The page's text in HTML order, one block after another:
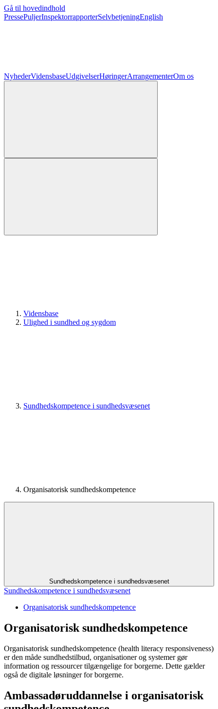
Gå til hovedindhold
PressePuljerInspektorrapporterSelvbetjeningEnglish
NyhederVidensbaseUdgivelserHøringerArrangementerOm os
Vidensbase
Ulighed i sundhed og sygdom
Sundhedskompetence i sundhedsvæsenet
Organisatorisk sundhedskompetence
Sundhedskompetence i sundhedsvæsenet
Sundhedskompetence i sundhedsvæsenet
Organisatorisk sundhedskompetence
Organisatorisk sundhedskompetence
Organisatorisk sundhedskompetence (health literacy responsiveness)
er den måde sundhedstilbud, organisationer og systemer gør
information og ressourcer tilgængelige for borgerne. Dette gælder
også de digitale løsninger for borgerne.
Ambassadøruddannelse i organisatorisk